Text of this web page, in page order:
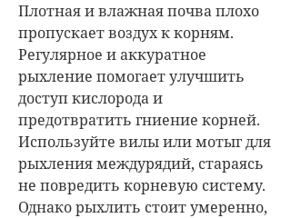
Плотная и влажная почва плохо
пропускает воздух к корням.
Регулярное и аккуратное
рыхление помогает улучшить
доступ кислорода и
предотвратить гниение корней.
Используйте вилы или мотыг для
рыхления междурядий, стараясь
не повредить корневую систему.
Однако рыхлить стоит умеренно,